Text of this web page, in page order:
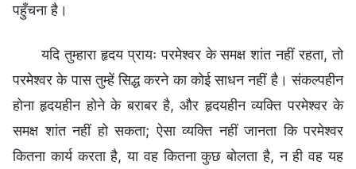
पहुँचना है।
यदि तुम्हारा हृदय प्रायः परमेश्वर के समक्ष शांत नहीं रहता, तो
परमेश्वर के पास तुम्हें सिद्ध करने का कोई साधन नहीं है। संकल्पहीन
होना हृदयहीन होने के बराबर है, और हृदयहीन व्यक्ति परमेश्वर के
समक्ष शांत नहीं हो सकता; ऐसा व्यक्ति नहीं जानता कि परमेश्वर
कितना कार्य करता है, या वह कितना कुछ बोलता है, न ही वह यह